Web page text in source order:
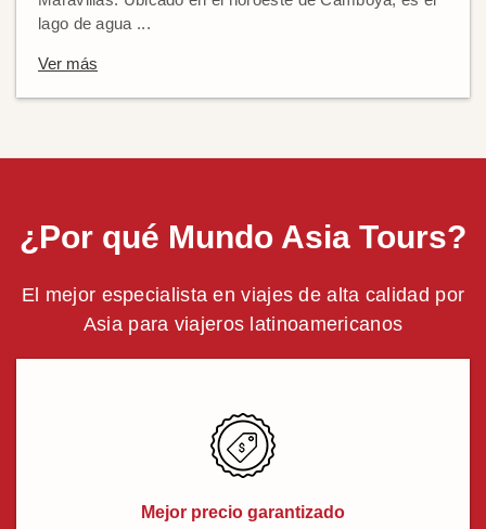
lago de agua ...
Ver más
¿Por qué Mundo Asia Tours?
El mejor especialista en viajes de alta calidad por
Asia para viajeros latinoamericanos
Mejor precio garantizado